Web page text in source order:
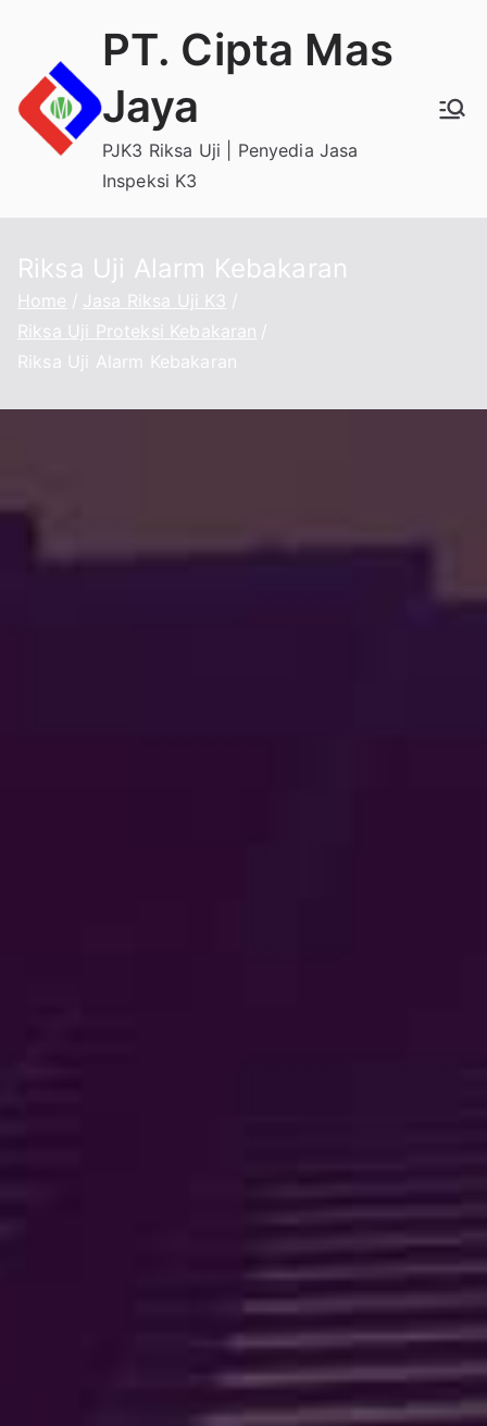
content
PT. Cipta Mas
Jaya
PJK3 Riksa Uji | Penyedia Jasa
Inspeksi K3
Riksa Uji Alarm Kebakaran
Home
Jasa Riksa Uji K3
Riksa Uji Proteksi Kebakaran
Riksa Uji Alarm Kebakaran